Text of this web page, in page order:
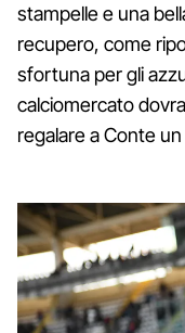
stampelle e una
recupero, come
sfortuna per gli
calciomercato
regalare a Conte